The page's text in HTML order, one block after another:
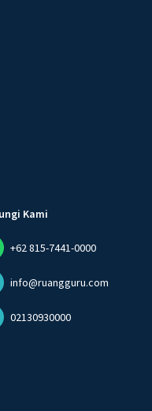
Kami
+62 815-7441-0000
info@ruangguru.com
02130930000